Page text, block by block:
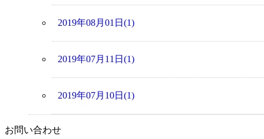
2019年08月01日(1)
2019年07月11日(1)
2019年07月10日(1)
お問い合わせ